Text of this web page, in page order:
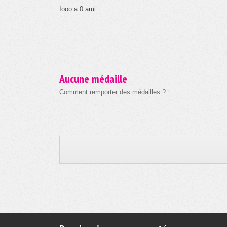
Iooo a 0 ami
Aucune médaille
Comment remporter des médailles ?